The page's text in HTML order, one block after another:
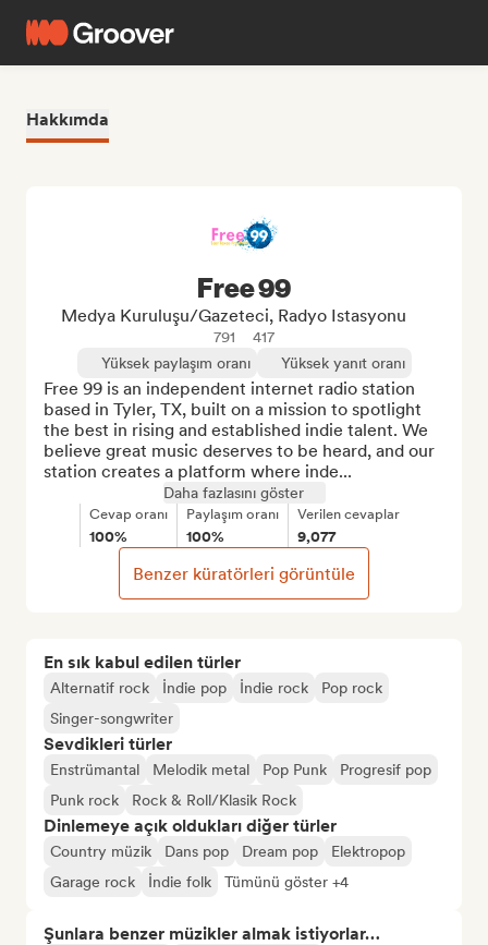
Hakkımda
En sık kabul edilen türler
Alternatif rock İndie pop İndie rock
Pop rock
Singer-songwriter
Sevdikleri türler
Enstrümantal Melodik metal Pop Punk
Progresif pop
Punk rock
Rock & Roll/Klasik Rock
Dinlemeye açık oldukları diğer türler
Country müzik Dans pop Dream pop
Elektropop
Garage rock
İndie folk Tümünü göster +4
Şunlara benzer müzikler almak istiyorlar…
Free 99
Medya Kuruluşu/Gazeteci, Radyo Istasyonu
791
417
Yüksek paylaşım oranı
Yüksek yanıt oranı
Free 99 is an independent internet radio station
based in Tyler, TX, built on a mission to spotlight
the best in rising and established indie talent. We
believe great music deserves to be heard, and our
station creates a platform where inde...
Daha fazlasını göster
Cevap oranı
100%
Paylaşım oranı
100%
Verilen cevaplar
9,077
Benzer küratörleri görüntüle